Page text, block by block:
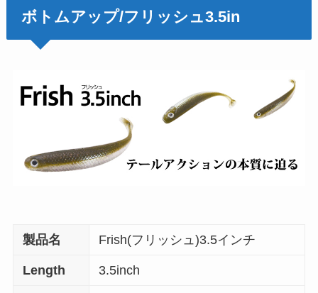
ボトムアップ/フリッシュ3.5in
製品名 Frish(フリッシュ)3.5インチ
Length 3.5inch